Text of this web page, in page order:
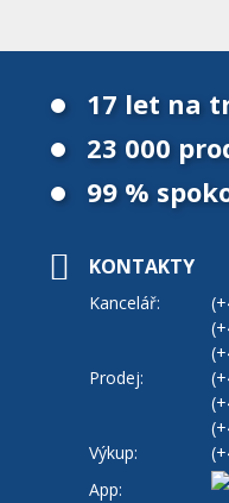
17 let na
23 000
99 %
KONTAKTY
Kancelář:
Prodej:
Výkup:
App: